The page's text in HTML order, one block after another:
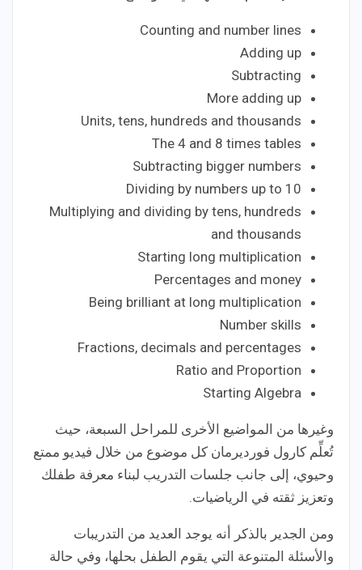
Counting and number lines
Adding up
Subtracting
More adding up
Units, tens, hundreds and thousands
The 4 and 8 times tables
Subtracting bigger numbers
Dividing by numbers up to 10
Multiplying and dividing by tens, hundreds
and thousands
Starting long multiplication
Percentages and money
Being brilliant at long multiplication
Number skills
Fractions, decimals and percentages
Ratio and Proportion
Starting Algebra
وغيرها من المواضيع الأخرى للمراحل السبعة، حيث
تُعلِّم كارول فورديرمان كل موضوع من خلال فيديو ممتع
وحيوي، إلى جانب جلسات التدريب لبناء معرفة طفلك
وتعزيز ثقته في الرياضيات.
ومن الجدير بالذكر أنه يوجد العديد من التدريبات
والأسئلة المتنوعة التي يقوم الطفل بحلها، وفي حالة